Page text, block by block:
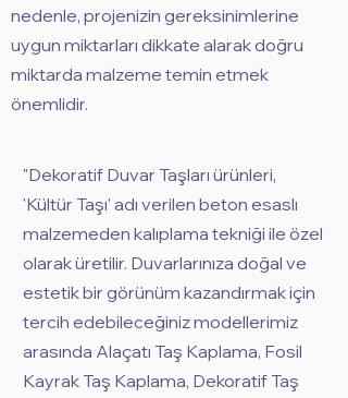
nedenle, projenizin gereksinimlerine
uygun miktarları dikkate alarak doğru
miktarda malzeme temin etmek
önemlidir.
"Dekoratif Duvar Taşları ürünleri,
'Kültür Taşı' adı verilen beton esaslı
malzemeden kalıplama tekniği ile özel
olarak üretilir. Duvarlarınıza doğal ve
estetik bir görünüm kazandırmak için
tercih edebileceğiniz modellerimiz
arasında Alaçatı Taş Kaplama, Fosil
Kayrak Taş Kaplama, Dekoratif Taş